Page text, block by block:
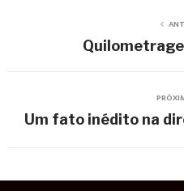
Um fato inédito na